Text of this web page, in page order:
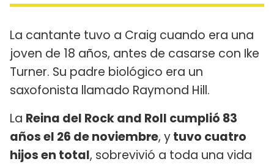
La cantante tuvo a Craig cuando era una
joven de 18 años, antes de casarse con Ike
Turner. Su padre biológico era un
saxofonista llamado Raymond Hill.
La Reina del Rock and Roll cumplió 83
años el 26 de noviembre, ytuvo cuatro
hijos en total, sobrevivió a toda una vida